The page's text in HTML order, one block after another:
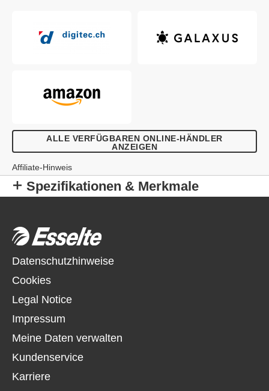
ALLE VERFÜGBAREN ONLINE-HÄNDLER
ANZEIGEN
Affiliate-Hinweis
Spezifikationen & Merkmale
Datenschutzhinweise
Cookies
Legal Notice
Impressum
Meine Daten verwalten
Kundenservice
Karriere